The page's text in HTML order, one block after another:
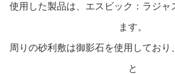
使用した製品は、エスビック：ラジャ
ます。
周りの砂利敷は御影石を使用しており
と